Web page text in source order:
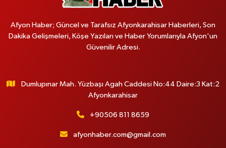
Afyon Haber; Güncel ve Tarafsız Afyonkarahisar Haberleri, Son
Dakika Gelişmeleri, Köşe Yazıları ve Haber Yorumlarıyla Afyon'un
Güvenilir Adresi.
Dumlupınar Mah. Yüzbaşı Agah Caddesi No:44 Daire:3 Kat:2
Afyonkarahisar
+90506 811 8659
afyonhaber.com@gmail.com